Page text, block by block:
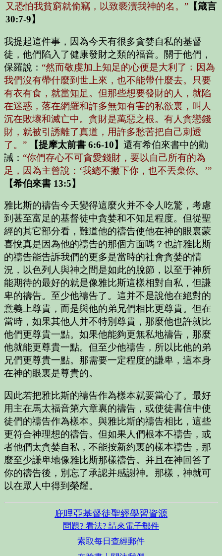
又恐怕我貧窮就偷竊，以致褻瀆我神的名。” 【箴言
30:7-9】
我提起這件事，因為今天有很多貪婪自私的基督
徒，他們陷入了健康發財之類的福音。關于他們，
保羅說： “然而敬虔加上知足的心便是大利了﹔因為
我們沒有帶什麼到世上來，也不能帶什麼去。只要
有衣有食， 就當知足 。但那些想要發財的人，就陷
在迷惑，落在網羅和許多無知有害的私欲裏，叫人
沉在敗壞和滅亡中。貪財是萬惡之根。有人貪戀錢
財，就被引誘離了真道，用許多愁苦把自己刺透
了。”
【提摩太前書 6:6-10】 還有希伯來書中的勸
誡： “你們存心不可貪愛錢財，要以自己所有的為
足，因為主曾說：‘我總不撇下你，也不丟棄你。’”
【希伯來書 13:5】
雅比斯的禱告今天變得這麼火并不令人吃驚，考慮
到甚至富足的基督徒中貪婪和不知足程度。但從聖
經的其它部分看，難道他的禱告使他在神的眼裏蒙
喜悅真是因為他的禱告的那個方面嗎？也許雅比斯
的禱告能告訴我們的更多是當時的社會貪婪的情
況，以色列人與神之間是如此的脫節，以至于神所
能期待的最好的就是像雅比斯這樣相對自私，但謙
卑的禱告。至少他禱告了。這并不是說他在絕對的
意義上尊貴，而是與他的弟兄們相比更尊貴。但在
當時，如果其他人并不特別尊貴，那麼他也許就比
他們更尊貴一點。如果他能夠更無私地禱告，那麼
他就能更尊貴一點。但至少他禱告，所以比他的弟
兄們更尊貴一點。那需要一定程度的謙卑，這本身
在神的眼裏是尊貴的。
因此若把雅比斯的禱告作為樣本就要當心了。最好
用主在馬太福音第六章裏的禱告，或使徒書信中使
徒們的禱告作為樣本。與雅比斯的禱告相比，這些
更符合神理想的禱告。但如果人們根本不禱告，或
者他們太貪婪自私，不能按新約裏的樣本禱告，那
麼至少謙卑地像雅比斯那樣禱告。并且在神回答了
你的禱告後，別忘了承認并感謝神。那樣，神就可
以在眾人中得到榮耀。
庇哩亞基督徒聖經學習資源
問題? 看法? 請來電子郵件
索取每日查經郵件